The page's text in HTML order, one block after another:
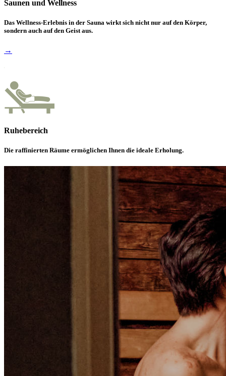
Saunen und Wellness
Das Wellness-Erlebnis in der Sauna wirkt sich nicht nur auf den Körper,
sondern auch auf den Geist aus.
→
Ruhebereich
Die raffinierten Räume ermöglichen Ihnen die ideale Erholung.